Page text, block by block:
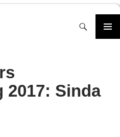
2017: Sinda